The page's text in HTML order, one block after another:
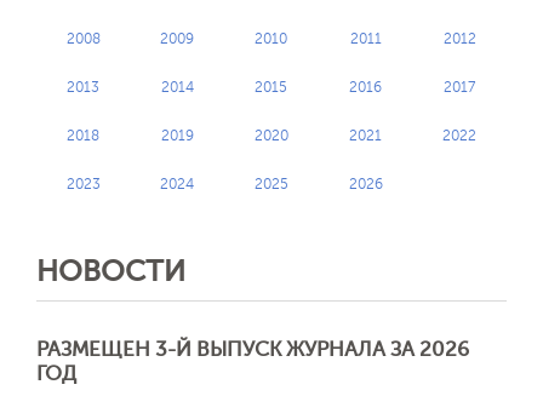
2008 2009 2010 2011 2012
2013 2014 2015 2016 2017
2018 2019 2020 2021 2022
2023 2024 2025 2026
НОВОСТИ
РАЗМЕЩЕН 3-Й ВЫПУСК ЖУРНАЛА ЗА 2026
ГОД